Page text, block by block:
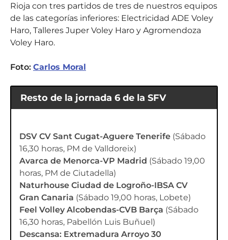
Rioja con tres partidos de tres de nuestros equipos
de las categorías inferiores: Electricidad ADE Voley
Haro, Talleres Juper Voley Haro y Agromendoza
Voley Haro.
Foto: Carlos Moral
Resto de la jornada 6 de la SFV
DSV CV Sant Cugat-Aguere Tenerife (Sábado
16,30 horas, PM de Valldoreix)
Avarca de Menorca-VP Madrid (Sábado 19,00
horas, PM de Ciutadella)
Naturhouse Ciudad de Logroño-IBSA CV
Gran Canaria (Sábado 19,00 horas, Lobete)
Feel Volley Alcobendas-CVB Barça (Sábado
16,30 horas, Pabellón Luis Buñuel)
Descansa: Extremadura Arroyo 30